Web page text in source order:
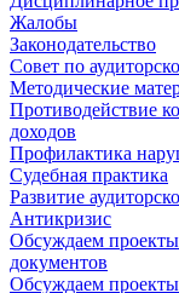
Жалобы
Законодательство
Совет по
Методические
Противодействие
доходов
Профилактика
Судебная практика
Развитие
Антикризис
Обсуждаем
документов
Обсуждаем